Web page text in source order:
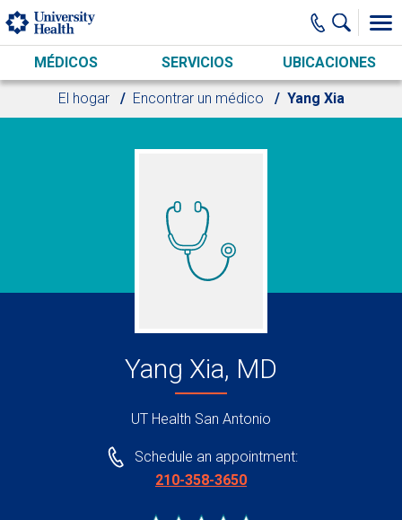
Skip to main content
MÉDICOS SERVICIOS UBICACIONES
El hogar Encontrar un médico Yang Xia
Yang Xia, MD
UT Health San Antonio
Schedule an appointment:
210-358-3650